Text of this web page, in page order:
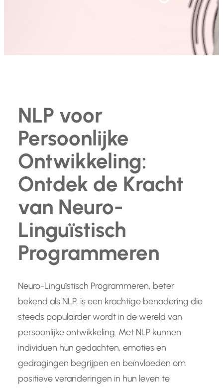
NLP voor
Persoonlijke
Ontwikkeling:
Ontdek de Kracht
van Neuro-
Linguïstisch
Programmeren
Neuro-Linguïstisch Programmeren, beter
bekend als NLP, is een krachtige benadering die
steeds populairder wordt in de wereld van
persoonlijke ontwikkeling. Met NLP kunnen
individuen hun gedachten, emoties en
gedragingen begrijpen en beïnvloeden om
positieve veranderingen in hun leven te